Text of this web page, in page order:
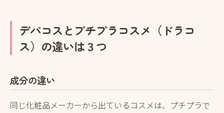
デパコスとプチプラコスメ（ドラコ
ス）の違いは３つ
成分の違い
同じ化粧品メーカーから出ているコスメは、プチプラで